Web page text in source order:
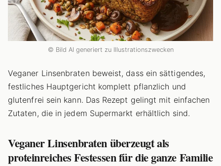
© Bild AI generiert zu Illustrationszwecken
Veganer Linsenbraten beweist, dass ein sättigendes,
festliches Hauptgericht komplett pflanzlich und
glutenfrei sein kann. Das Rezept gelingt mit einfachen
Zutaten, die in jedem Supermarkt erhältlich sind.
Veganer Linsenbraten überzeugt als
proteinreiches Festessen für die ganze Familie